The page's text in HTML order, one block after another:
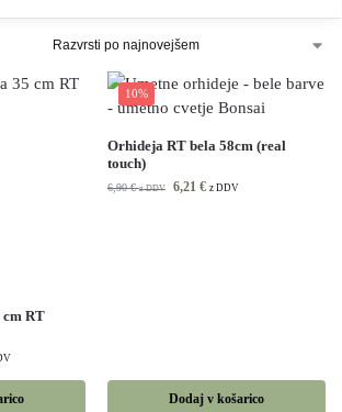
RT
10%
Orhideja RT bela 58cm (real
touch)
6,90€ z DDV 6,21 € z DDV
Dodaj v košarico